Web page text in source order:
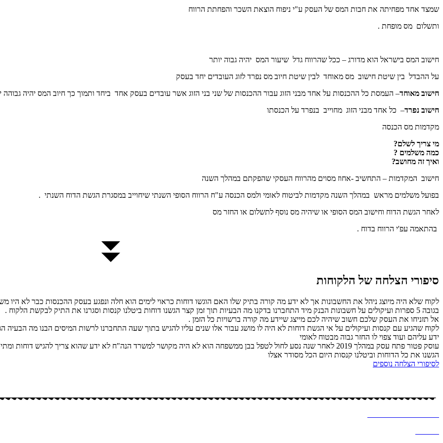
שמצד אחד מפחיתה את חבות המס של העסק ע"י ניפוח הוצאת השכר והפחתת הרווח
ותשלום מס מופחת .
חישוב המס בישראל הוא מדורג – ככל שהרווח גדל שיעור המס יהיה גבוה יותר
על ההבדל בין שיטת חישוב מס מאוחד לבין שיטת חיוב מס נפרד לזוג העובדים יחד בעסק
חישוב מאוחד– העמסת כל ההכנסות על אחד מבני הזוג עבור ההכנסות של שני בני הזוג אשר עובדים בעסק אחד ביחד ותמוך כך חיוב המס יהיה גבוהה
חישוב נפרד– כל אחד מבני הזוג מחוייב בנפרד על הכנסתו
מקדמות מס הכנסה
מי צריך לשלם?
כמה משלמים ?
ואיך זה מחושב?
חישוב המקדמות – התחשיב -אחוז מסוים מהרווח העסקי שהפקתם במהלך השנה
בפועל משלמים מראש במהלך השנה מקדמות לביטוח לאומי ולמס הכנסה ע"ח הרווח הסופי השנתי שיחוייב במסגרת הגשת הדוח השנתי .
לאחר הגשת הדוח וחישוב המס הסופי או שיהיה מס נוסף לתשלום או החזר מס
בהתאמה עפ'י הרווח בדוח .
סיפורי הצלחה של הלקוחות
לקוח שלא היה מיוצג ניהל את החשבונות אך לא ידע מה קורה בתיק שלו האם הוגשו דוחות כראוי לימים הוא חלה ונפגע בעסק ההכנסות כבר לא היו
בגובה 5 ספרות ועיקולים על חשבונות הבנק מיד התחברנו בדקנו מה הבעיות תוך זמן קצר הגשנו דוחות ביטלנו קנסות וסגרנו את התיק לבקשת הלקוח .
אל תזניחו את העסק שלכם חשוב שיהיה לכם מייצג שיידע מה קורה ברשויות כל הזמן .
ידע עליהם ועוד צפוי לו החזר גבוה מבטוח לאומי
עוסק פטור פתח עסק במהלך 2019 לאחר שנה נסע לחול לטפל בבן ממשפחה הוא לא היה מקושר למשרד הנה"ח לא ידע שהוא צריך
הגשנו את כל הדוחות וביטלנו קנסות היום הכל מסודר אצלו
לסיפורי הצלחה נוספים